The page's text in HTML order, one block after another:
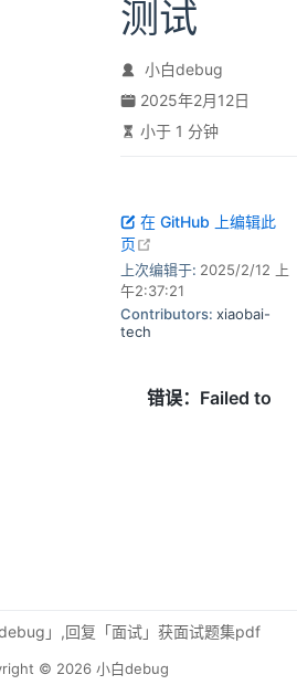
测试
小白debug
2025年2月12日
小于 1 分钟
在 GitHub 上编辑此
页
上次编辑于: 2025/2/12 上
午2:37:21
Contributors: xiaobai-
tech
」,回复「面试」获面试题集pdf
© 2026 小白debug